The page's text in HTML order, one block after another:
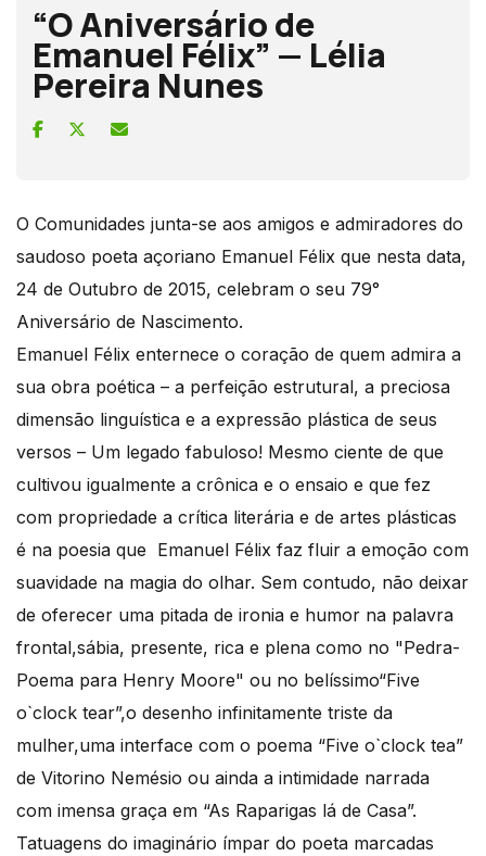
“O Aniversário de
Emanuel Félix” — Lélia
Pereira Nunes
O Comunidades junta-se aos amigos e admiradores do
saudoso poeta açoriano Emanuel Félix que nesta data,
24 de Outubro de 2015, celebram o seu 79°
Aniversário de Nascimento.
Emanuel Félix enternece o coração de quem admira a
sua obra poética – a perfeição estrutural, a preciosa
dimensão linguística e a expressão plástica de seus
versos – Um legado fabuloso! Mesmo ciente de que
cultivou igualmente a crônica e o ensaio e que fez
com propriedade a crítica literária e de artes plásticas
é na poesia que Emanuel Félix faz fluir a emoção com
suavidade na magia do olhar. Sem contudo, não deixar
de oferecer uma pitada de ironia e humor na palavra
frontal,sábia, presente, rica e plena como no "Pedra-
Poema para Henry Moore" ou no belíssimo“Five
o`clock tear”,o desenho infinitamente triste da
mulher,uma interface com o poema “Five o`clock tea”
de Vitorino Nemésio ou ainda a intimidade narrada
com imensa graça em “As Raparigas lá de Casa”.
Tatuagens do imaginário ímpar do poeta marcadas